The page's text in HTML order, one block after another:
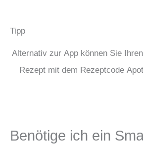
Tipp
Alternativ zur App können Sie
Rezept mit dem Rezeptcode
Benötige ich ein